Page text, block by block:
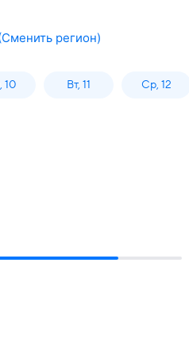
Сменить регион)
10 Вт, 11 Ср, 12